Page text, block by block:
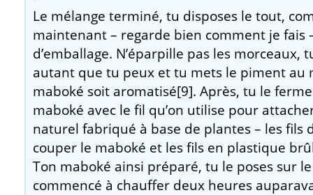
Le mélange terminé, tu disposes le tout,
maintenant – regarde bien comment je fais
d’emballage. N’éparpille pas les morceaux,
autant que tu peux et tu mets le piment au
maboké soit aromatisé[9]. Après, tu le
maboké avec le fil qu’on utilise pour
naturel fabriqué à base de plantes – les fils
couper le maboké et les fils en plastique
Ton maboké ainsi préparé, tu le poses sur
commencé à chauffer deux heures